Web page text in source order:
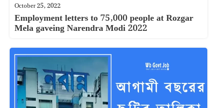
October 25, 2022
Employment letters to 75,000 people at Rozgar
Mela gaveing Narendra Modi 2022